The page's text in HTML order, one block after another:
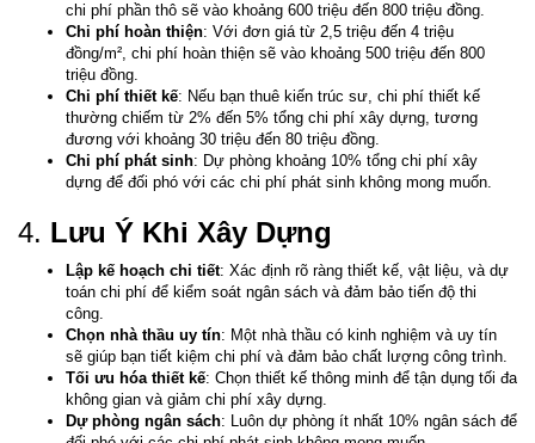
chi phí phần thô sẽ vào khoảng 600 triệu đến 800 triệu đồng.
Chi phí hoàn thiện: Với đơn giá từ 2,5 triệu đến 4 triệu
đồng/m², chi phí hoàn thiện sẽ vào khoảng 500 triệu đến 800
triệu đồng.
Chi phí thiết kế: Nếu bạn thuê kiến trúc sư, chi phí thiết kế
thường chiếm từ 2% đến 5% tổng chi phí xây dựng, tương
đương với khoảng 30 triệu đến 80 triệu đồng.
Chi phí phát sinh: Dự phòng khoảng 10% tổng chi phí xây
dựng để đối phó với các chi phí phát sinh không mong muốn.
4. Lưu Ý Khi Xây Dựng
Lập kế hoạch chi tiết: Xác định rõ ràng thiết kế, vật liệu, và dự
toán chi phí để kiểm soát ngân sách và đảm bảo tiến độ thi
công.
Chọn nhà thầu uy tín: Một nhà thầu có kinh nghiệm và uy tín
sẽ giúp bạn tiết kiệm chi phí và đảm bảo chất lượng công trình.
Tối ưu hóa thiết kế: Chọn thiết kế thông minh để tận dụng tối đa
không gian và giảm chi phí xây dựng.
Dự phòng ngân sách: Luôn dự phòng ít nhất 10% ngân sách để